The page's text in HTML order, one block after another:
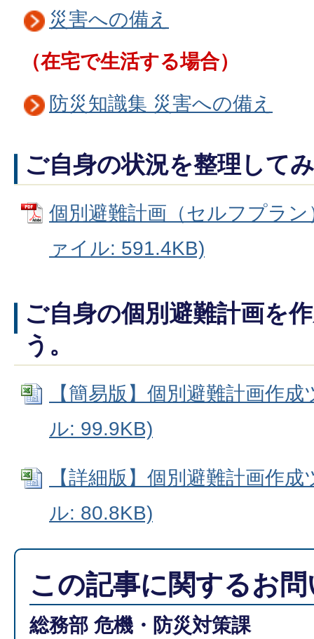
災害への備え
（在宅で生活する場合）
防災知識集 災害への備え
ご自身の状況を整理して
個別避難計画（セルフプラ
ァイル: 591.4KB)
ご自身の個別避難計画を
う。
【簡易版】個別避難計画作
ル: 99.9KB)
【詳細版】個別避難計画作
ル: 80.8KB)
この記事に関するお
総務部 危機・防災対策課